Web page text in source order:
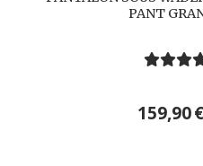
PANT
159,90€